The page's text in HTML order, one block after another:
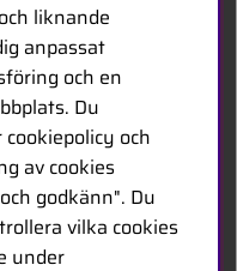
liknande
anpassat
och en
Du
och
av cookies
godkänn". Du
vilka cookies
under